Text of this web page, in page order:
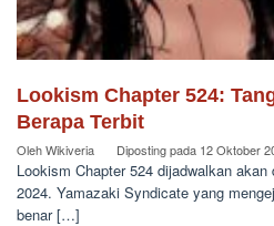
Lookism Chapter 524:
Berapa Terbit
OlehWikiveria Diposting pada 12 Oktober
Lookism Chapter 524 dijadwalkan
2024. Yamazaki Syndicate yang
benar […]